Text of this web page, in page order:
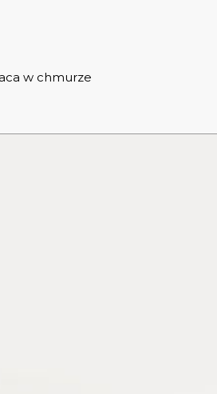
w chmurze